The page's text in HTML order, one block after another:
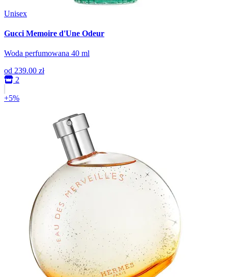
Unisex
Gucci Memoire d'Une Odeur
Woda perfumowana 40 ml
od 239.00 zł
2
+5%